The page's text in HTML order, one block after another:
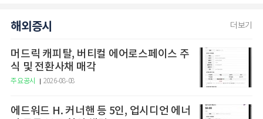
해외증시 더보기
머드릭 캐피탈, 버티컬 에어로스페이스 주
식 및 전환사채 매각
주요공시 2026-08-08
에드워드 H. 커너핸 등 5인, 업시디언 에너